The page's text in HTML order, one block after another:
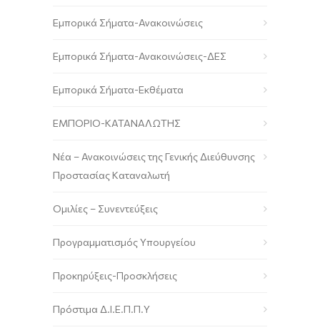
Εμπορικά Σήματα-Ανακοινώσεις
Εμπορικά Σήματα-Ανακοινώσεις-ΔΕΣ
Εμπορικά Σήματα-Εκθέματα
ΕΜΠΟΡΙΟ-ΚΑΤΑΝΑΛΩΤΗΣ
Νέα – Ανακοινώσεις της Γενικής Διεύθυνσης
Προστασίας Καταναλωτή
Ομιλίες – Συνεντεύξεις
Προγραμματισμός Υπουργείου
Προκηρύξεις-Προσκλήσεις
Πρόστιμα Δ.Ι.Ε.Π.Π.Υ